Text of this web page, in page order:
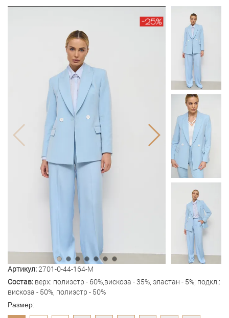
Артикул:2701-0-44-164-M
Состав: верх: полиэстр - 60%,вискоза - 35%, эластан - 5%; подкл.:
вискоза - 50%, полиэстр - 50%
Размер: